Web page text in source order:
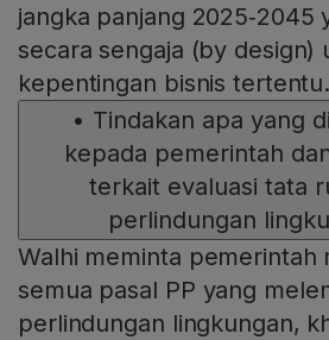
jangka panjang 2025‑2045
secara sengaja (by design)
kepentingan bisnis tertentu.
• Tindakan apa yang
kepada pemerintah
terkait evaluasi tata
perlindungan
Walhi meminta pemerintah
semua pasal PP yang
perlindungan lingkungan,